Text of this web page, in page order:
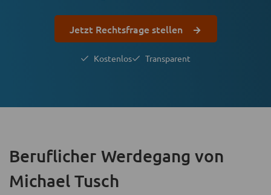
Jetzt Rechtsfrage stellen
Kostenlos Transparent
Beruflicher Werdegang von
Michael Tusch